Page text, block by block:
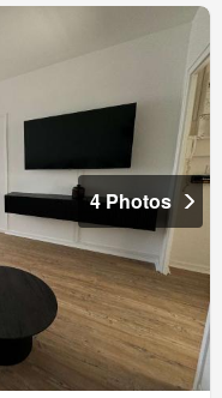
4 Photos